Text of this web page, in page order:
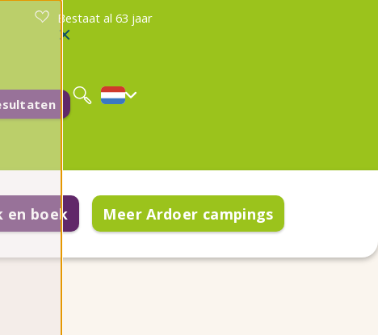
Bestaat al 63 jaar
English
en boek Meer Ardoer campings